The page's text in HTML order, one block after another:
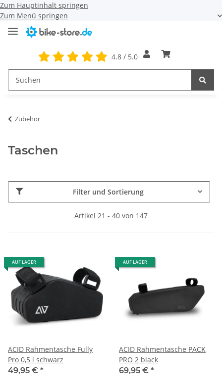
Zum Hauptinhalt springen
Zum Menü springen
4.8 / 5.0
Zubehör
Taschen
Filter und Sortierung
Artikel 21 - 40 von 147
AUF LAGER
ACID Rahmentasche Fully
Pro 0,5 l schwarz
49,95 € *
AUF LAGER
ACID Rahmentasche PACK
PRO 2 black
69,95 € *